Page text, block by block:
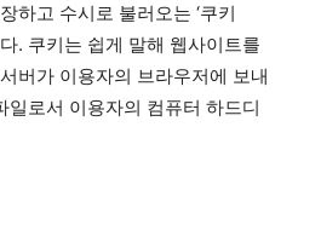
하고 수시로 불러오는 ‘쿠키
. 쿠키는 쉽게 말해 웹사이트를
버가 이용자의 브라우저에 보내
일로서 이용자의 컴퓨터 하드디